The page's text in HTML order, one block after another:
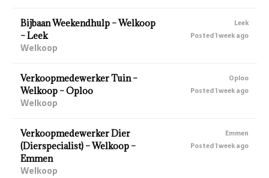
Bijbaan Weekendhulp – Welkoop
– Leek
Welkoop
Leek
Posted 1 week ago
Verkoopmedewerker Tuin –
Welkoop – Oploo
Welkoop
Oploo
Posted 1 week ago
Verkoopmedewerker Dier
(Dierspecialist) – Welkoop –
Emmen
Welkoop
Emmen
Posted 1 week ago